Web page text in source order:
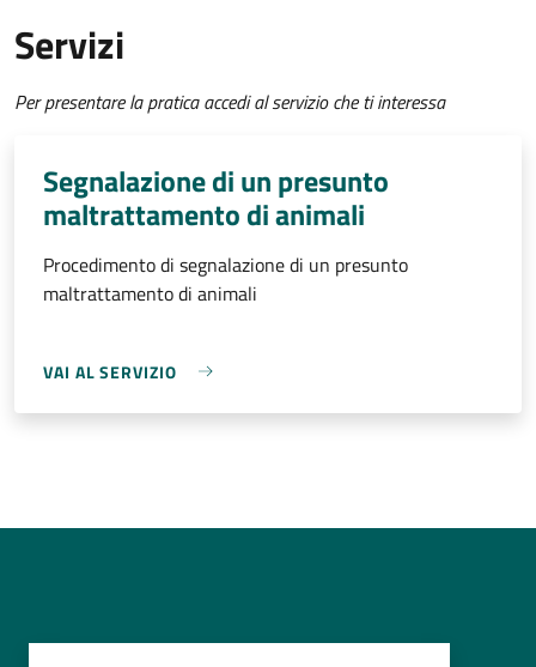
Servizi
Per presentare la pratica accedi al servizio che ti interessa
Segnalazione di un presunto
maltrattamento di animali
Procedimento di segnalazione di un presunto
maltrattamento di animali
VAI AL SERVIZIO